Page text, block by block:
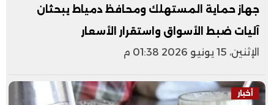
جهاز حماية المستهلك ومحافظ دمياط يبحثان
آليات ضبط الأسواق واستقرار الأسعار
الإثنين، 15 يونيو 2026 01:38 م
أخبار